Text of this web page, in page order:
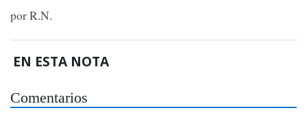
por R.N.
EN ESTA NOTA
Comentarios